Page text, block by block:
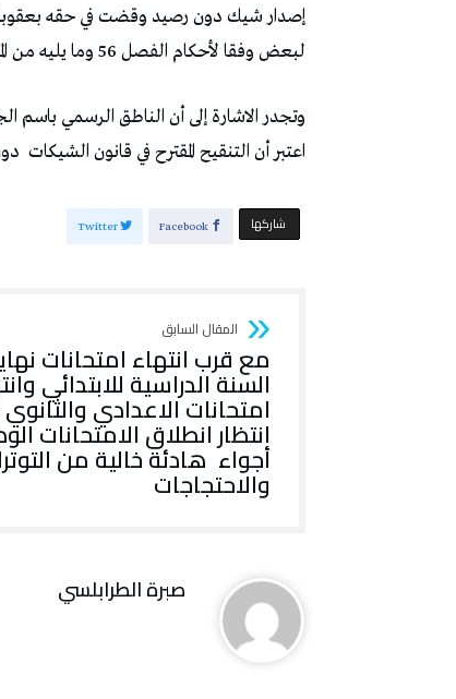
إصدار شيك دون رصيد وقضت في حقه
لبعض وفقا لأحكام الفصل 56 وما يليه من المجلة الجزائية».
وتجدر الاشارة إلى أن الناطق الرسمي
اعتبر أن التنقيح المقترح في قانون الشيكات
‫‫ شاركها‬ Facebook
Twitter
مع قرب انتهاء امتحانات
السنة الدراسية للابتدائي
امتحانات الاعدادي
انتظار انطلاق الامتحانات
أجواء هادئة خالية من
والاحتجاجات
صبرة الطرابلسي